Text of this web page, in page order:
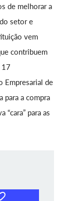
de melhorar a
setor e
vem
contribuem
17
Empresarial de
para a compra
“cara” para as